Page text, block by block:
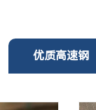
优质高速钢